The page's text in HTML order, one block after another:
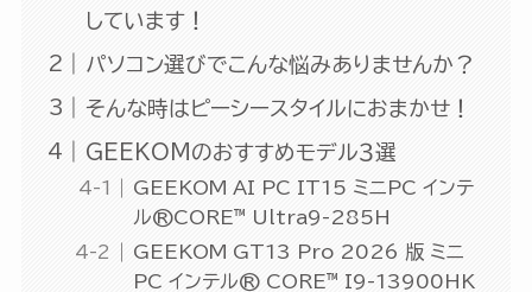
しています！
パソコン選びでこんな悩みありませんか？
そんな時はピーシースタイルにおまかせ！
GEEKOMのおすすめモデル３選
GEEKOM AI PC IT15 ミニPC インテ
ル®CORE™ Ultra9-285H
GEEKOM GT13 Pro 2026 版 ミニ
PC インテル® CORE™ I9-13900HK